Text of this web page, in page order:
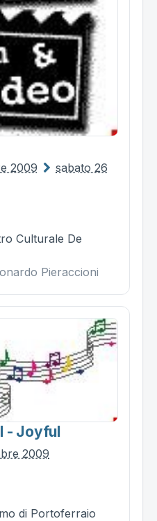
2009
sabato 26
Culturale De
Pieraccioni
- Joyful
2009
di Portoferraio